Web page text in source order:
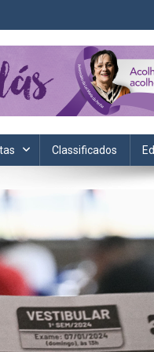
esportes e cotidiano.
Classificados